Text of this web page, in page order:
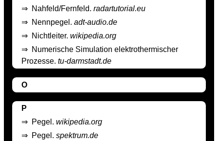
⇒ Nahfeld/Fernfeld. radartutorial.eu
⇒ Nennpegel. adt-audio.de
⇒ Nichtleiter. wikipedia.org
⇒ Numerische Simulation elektrothermischer
Prozesse. tu-darmstadt.de
O
P
⇒ Pegel. wikipedia.org
⇒ Pegel. spektrum.de